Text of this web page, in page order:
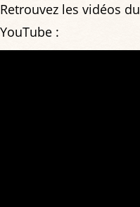
Retrouvez les vidéos du
YouTube :